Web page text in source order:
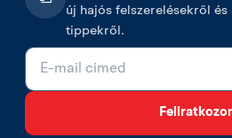
új hajós felszerelésekről
tippekről.
E-mail cím